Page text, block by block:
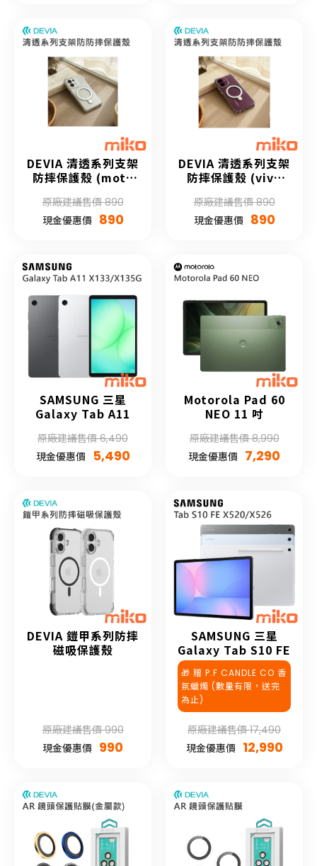
DEVIA 清透系列支架
防摔保護殼 (moto
原廠建議售價 890
現金優惠價 890
DEVIA 清透系列支架
防摔保護殼 (vivo
原廠建議售價 890
現金優惠價 890
SAMSUNG 三星
Galaxy Tab A11
原廠建議售價 6,490
現金優惠價
5,490
Motorola Pad 60
NEO 11 吋
原廠建議售價 8,990
現金優惠價 7,290
DEVIA 鎧甲系列防摔
磁吸保護殼
原廠建議售價 990
現金優惠價 990
SAMSUNG 三星
Galaxy Tab S10 FE
🎁 贈 P.F CANDLE CO 香
氛蠟燭 (數量有限，送完
為止)
原廠建議售價 17,490
現金優惠價 12,990